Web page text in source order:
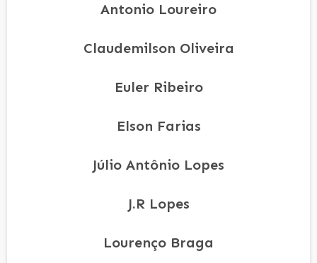
Antonio Loureiro
Claudemilson Oliveira
Euler Ribeiro
Elson Farias
Júlio Antônio Lopes
J.R Lopes
Lourenço Braga